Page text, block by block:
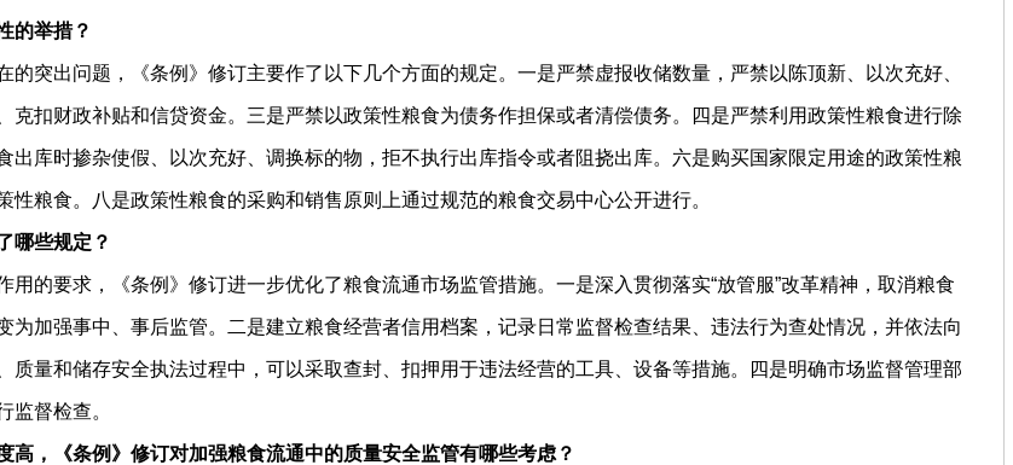
的举措？
突出问题，《条例》修订主要作了以下几个方面的规定。一是严禁虚报收储数量，严禁以陈顶新、以次充好、
扣财政补贴和信贷资金。三是严禁以政策性粮食为债务作担保或者清偿债务。四是严禁利用政策性粮食进行除
库时掺杂使假、以次充好、调换标的物，拒不执行出库指令或者阻挠出库。六是购买国家限定用途的政策性粮
粮食。八是政策性粮食的采购和销售原则上通过规范的粮食交易中心公开进行。
哪些规定？
的要求，《条例》修订进一步优化了粮食流通市场监管措施。一是深入贯彻落实“放管服”改革精神，取消粮食
加强事中、事后监管。二是建立粮食经营者信用档案，记录日常监督检查结果、违法行为查处情况，并依法向
量和储存安全执法过程中，可以采取查封、扣押用于违法经营的工具、设备等措施。四是明确市场监督管理部
监督检查。
，《条例》修订对加强粮食流通中的质量安全监管有哪些考虑？